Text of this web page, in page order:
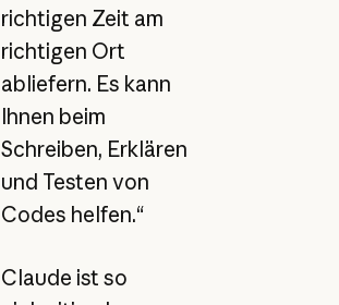
richtigen Zeit am
richtigen Ort
abliefern. Es kann
Ihnen beim
Schreiben, Erklären
und Testen von
Codes helfen.“
Claude ist so